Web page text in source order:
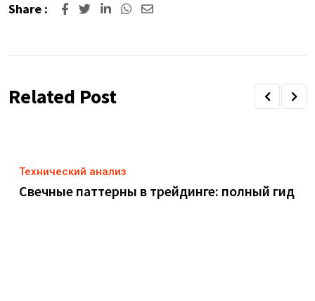
Share :
Related Post
Технический анализ
Свечные паттерны в трейдинге: полный гид